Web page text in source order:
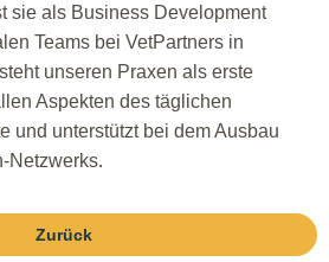
sie als Business Development
Teams bei VetPartners in
unseren Praxen als erste
Aspekten des täglichen
und unterstützt bei dem Ausbau
Netzwerks.
Zurück